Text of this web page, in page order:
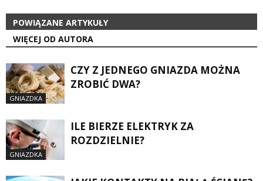
POWIĄZANE ARTYKUŁY
WIĘCEJ OD AUTORA
GNIAZDKA
CZY Z JEDNEGO GNIAZDA MOŻNA
ZROBIĆ DWA?
GNIAZDKA
ILE BIERZE ELEKTRYK ZA
ROZDZIELNIE?